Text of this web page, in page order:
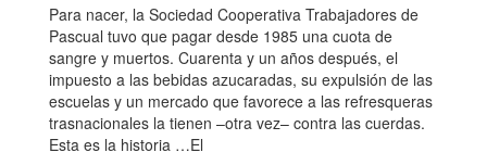
Para nacer, la Sociedad Cooperativa Trabajadores de
Pascual tuvo que pagar desde 1985 una cuota de
sangre y muertos. Cuarenta y un años después, el
impuesto a las bebidas azucaradas, su expulsión de las
escuelas y un mercado que favorece a las refresqueras
trasnacionales la tienen –otra vez– contra las cuerdas.
Esta es la historia …El